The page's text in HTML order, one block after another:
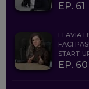
EP. 61
FLAVIA
FACI
START-
EP. 60